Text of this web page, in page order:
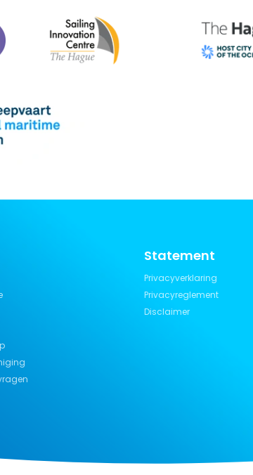
Statement
Privacyverklaring
Privacyreglement
Disclaimer